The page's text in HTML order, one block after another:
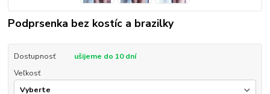
Podprsenka bez kostíc a brazilky
Dostupnosť
ušijeme do 10 dní
Veľkosť